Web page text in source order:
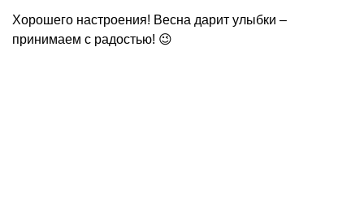
Хорошего настроения! Весна дарит улыбки –
принимаем с радостью! 😉